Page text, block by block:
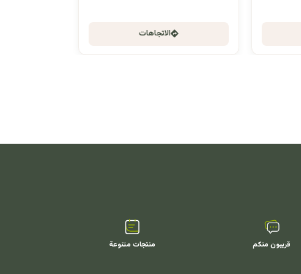
الاتجاهات
قريبون منكم منتجات متنوعة